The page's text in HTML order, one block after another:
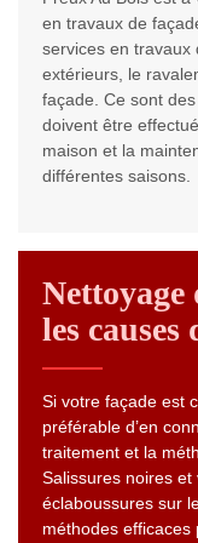
en travaux de
services en travaux
extérieurs, le
façade. Ce sont
doivent être
maison et la
différentes saisons.
les causes
Si votre façade est
préférable d’en
traitement et la
Salissures noires et
éclaboussures sur
méthodes efficaces